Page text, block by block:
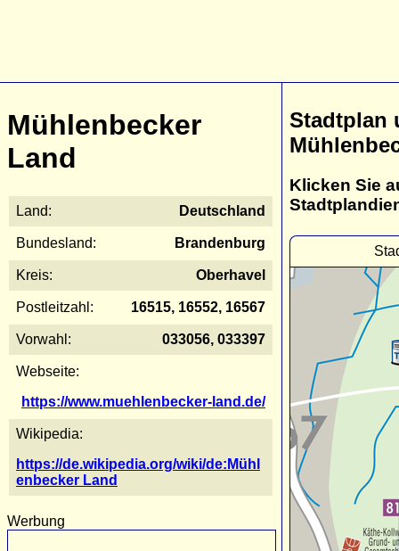
Mühlenbecker
Land
Land: Deutschland
Bundesland: Brandenburg
Kreis: Oberhavel
Postleitzahl: 16515, 16552, 16567
Vorwahl: 033056, 033397
Webseite:
https://www.muehlenbecker-land.de/
Wikipedia:
https://de.wikipedia.org/wiki/de:Mühl
enbecker Land
Werbung
Stadtplan
Klicken Sie